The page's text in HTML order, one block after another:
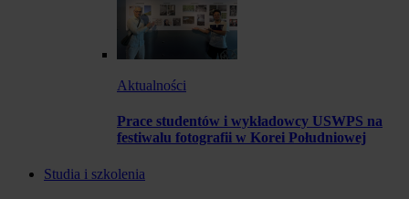
Aktualności
Prace studentów i wykładowcy USWPS na
festiwalu fotografii w Korei Południowej
Studia i szkolenia